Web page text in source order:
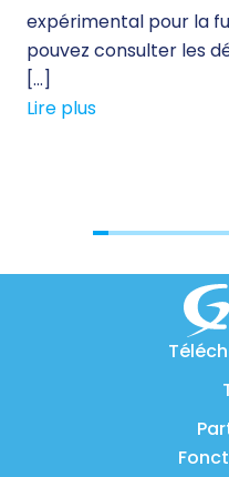
expérimental pour la
pouvez consulter les
[…]
Lire plus